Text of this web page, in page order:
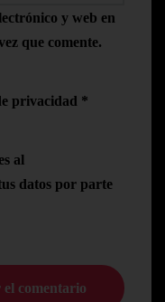
y web en
que comente.
privacidad *
al
datos por parte